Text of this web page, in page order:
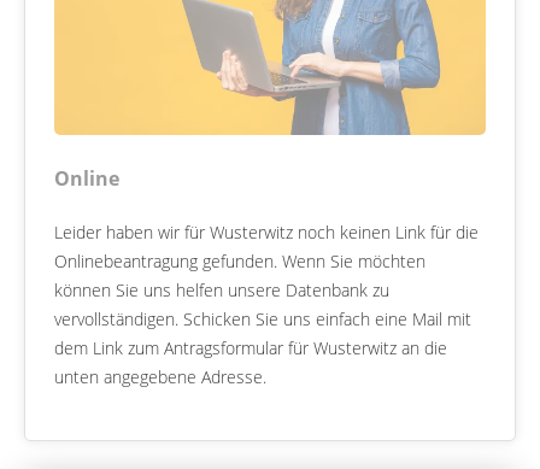
Online
Leider haben wir für Wusterwitz noch keinen Link für die
Onlinebeantragung gefunden. Wenn Sie möchten
können Sie uns helfen unsere Datenbank zu
vervollständigen. Schicken Sie uns einfach eine Mail mit
dem Link zum Antragsformular für Wusterwitz an die
unten angegebene Adresse.